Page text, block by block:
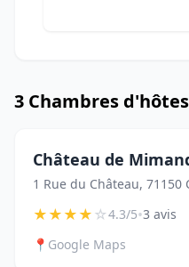
3 Chambres
Château de
1 Rue du Château, 71150
★★★★☆4.3/5•3 avis
📍 Google Maps